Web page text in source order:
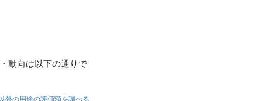
動向は以下の通りで
外の用途の評価額を調べる